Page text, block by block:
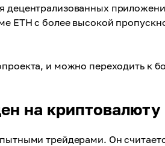
децентрализованных
ETH с более высокой
и можно переходить к
на криптовалюту
трейдерами. Он